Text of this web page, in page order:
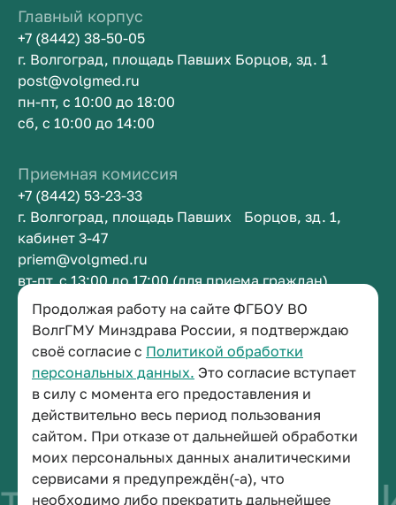
Продолжая работу на сайте ФГБОУ ВО
ВолгГМУ Минздрава России, я подтверждаю
своё согласие с Политикой обработки
персональных данных. Это согласие вступает
в силу с момента его предоставления и
действительно весь период пользования
сайтом. При отказе от дальнейшей обработки
моих персональных данных аналитическими
сервисами я предупреждён(-а), что
необходимо либо прекратить дальнейшее
Главный корпус
+7 (8442) 38-50-05
г. Волгоград, площадь Павших Борцов, зд. 1
post@volgmed.ru
пн-пт, с 10:00 до 18:00
сб, с 10:00 до 14:00
Приемная комиссия
+7 (8442) 53-23-33
г. Волгоград, площадь Павших Борцов, зд. 1,
кабинет 3-47
priem@volgmed.ru
вт-пт, с 13:00 до 17:00 (для приема граждан)
Приемная ректора
+7 (8442) 38-50-05
г. Волгоград, площадь Павших Борцов, зд. 1,
кабинет 3-11
post@volgmed.ru
пн-пт, с 08.30 до 17.00 (перерыв с 12.30 до 13.00)